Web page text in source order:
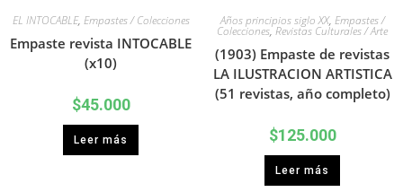
EL INTOCABLE, Empastes / Colecciones
Empaste revista INTOCABLE
(x10)
$45.000
Leer más
Años principios siglo XX, Empastes /
Colecciones,Revistas Culturales / Arte
(1903) Empaste de revistas
LA ILUSTRACION ARTISTICA
(51 revistas, año completo)
$125.000
Leer más